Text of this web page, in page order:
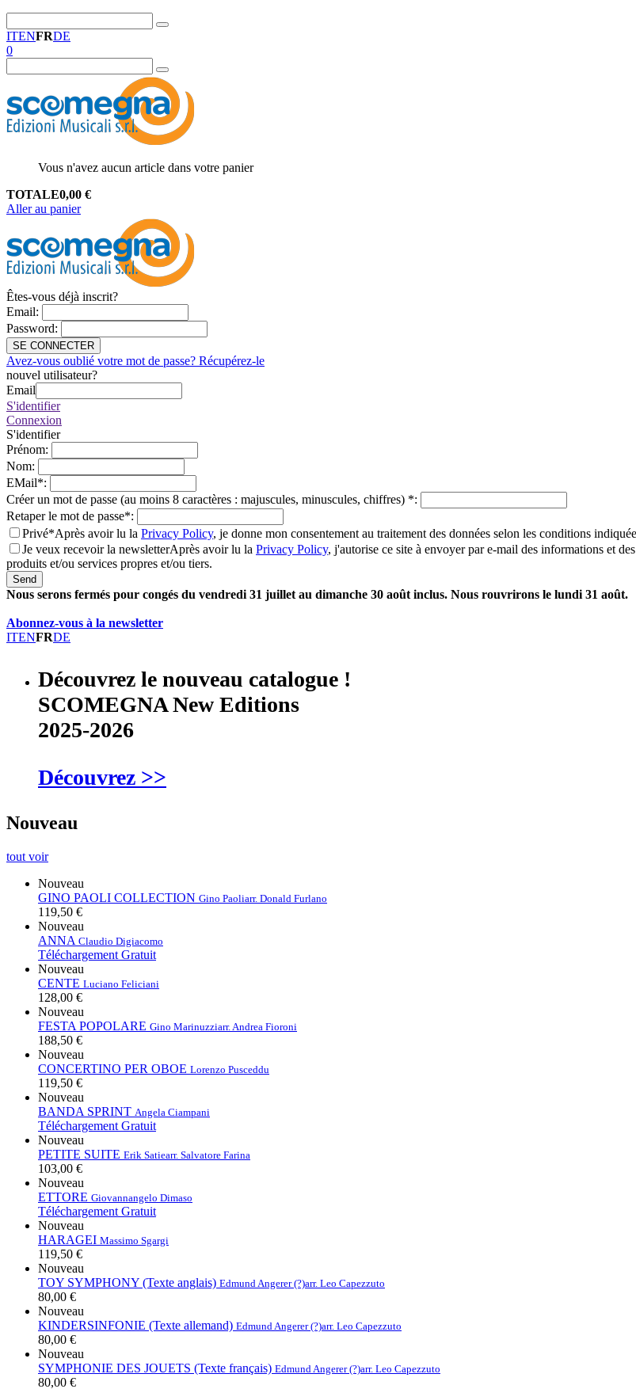
ITENFRDE
0
Vous n'avez aucun article dans votre panier
TOTALE0,00 €
Aller au panier
Êtes-vous déjà inscrit?
Email:
Password:
SE CONNECTER
Avez-vous oublié votre mot de passe? Récupérez-le
nouvel utilisateur?
Email
S'identifier
Connexion
S'identifier
Prénom:
Nom:
EMail*:
Créer un mot de passe (au moins 8 caractères : majuscules, minuscules, chiffres) *:
Retaper le mot de passe*:
Privé*Après avoir lu la Privacy Policy, je donne mon consentement au traitement des données selon les conditions
Je veux recevoir la newsletterAprès avoir lu la Privacy Policy, j'autorise ce site à envoyer par e-mail des informations et
produits et/ou services propres et/ou tiers.
Send
Nous serons fermés pour congés du vendredi 31 juillet au dimanche 30 août inclus. Nous rouvrirons le lundi 31 août.
Abonnez-vous à la newsletter
ITENFRDE
Découvrez le nouveau catalogue !
SCOMEGNA New Editions
2025-2026
Découvrez >>
Nouveau
tout voir
Nouveau
GINO PAOLI COLLECTION Gino Paoliarr. Donald Furlano
119,50 €
Nouveau
ANNA Claudio Digiacomo
Téléchargement Gratuit
Nouveau
CENTE Luciano Feliciani
128,00 €
Nouveau
FESTA POPOLARE Gino Marinuzziarr. Andrea Fioroni
188,50 €
Nouveau
CONCERTINO PER OBOE Lorenzo Pusceddu
119,50 €
Nouveau
BANDA SPRINT Angela Ciampani
Téléchargement Gratuit
Nouveau
PETITE SUITE Erik Satiearr. Salvatore Farina
103,00 €
Nouveau
ETTORE Giovannangelo Dimaso
Téléchargement Gratuit
Nouveau
HARAGEI Massimo Sgargi
119,50 €
Nouveau
TOY SYMPHONY (Texte anglais) Edmund Angerer (?)arr. Leo Capezzuto
80,00 €
Nouveau
KINDERSINFONIE (Texte allemand) Edmund Angerer (?)arr. Leo Capezzuto
80,00 €
Nouveau
SYMPHONIE DES JOUETS (Texte français) Edmund Angerer (?)arr. Leo Capezzuto
80,00 €